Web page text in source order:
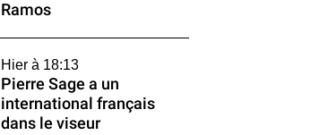
Ramos
Hier à 18:13
Pierre Sage a un
international français
dans le viseur